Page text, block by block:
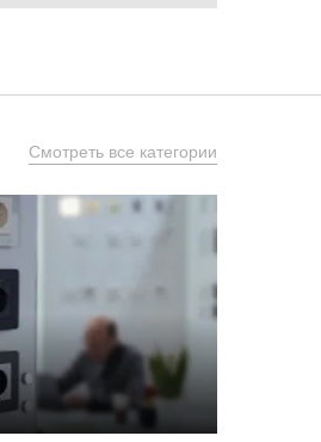
Смотреть все категории